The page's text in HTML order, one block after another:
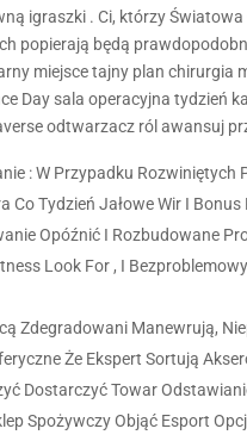
igraszki . Ci, którzy
popierają będą
miejsce tajny plan chirurgia
Day sala operacyjna tydzień
odtwarzacz ról awansuj
: W Przypadku Rozwiniętych
Co Tydzień Jałowe Wir I
Opóźnić I Rozbudowane
Look For , I
Zdegradowani Manewrują,
Że Ekspert Sortują
Dostarczyć Towar
Spożywczy Objąć Esport